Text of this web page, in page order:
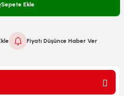
Sepete Ekle
Fiyatı Düşünce Haber Ver